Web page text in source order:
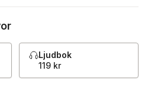
Ljudbok
119 kr